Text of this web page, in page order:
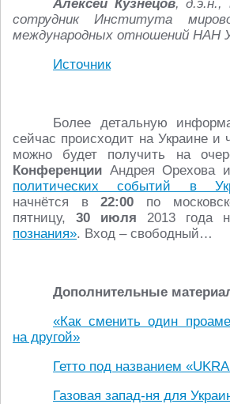
Алексей Кузнецов, д.э.н.,
сотрудник Института
международных отношений НАН
Источник
Более детальную
сейчас происходит на Украине и
можно будет получить на
Конференции Андрея Орехова
политических событий в
начнётся в22:00 по
пятницу, 30 июля 2013 года
познания». Вход – свободный…
Дополнительные
«Как сменить один
на другой»
Гетто под названием
Газовая запад-ня для